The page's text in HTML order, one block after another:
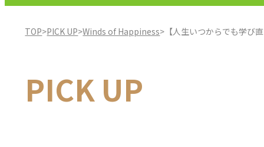
一般書
TOP>PICK UP>Winds of Happiness> 【人生いつからでも学
PICK UP